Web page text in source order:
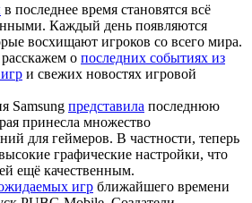
в последнее время становятся всё
Каждый день появляются
восхищают игроков со всего мира.
о последних событиях из
и свежих новостях игровой
Samsung представила последнюю
принесла множество
для геймеров. В частности, теперь
графические настройки, что
ещё качественным.
игр ближайшего времени